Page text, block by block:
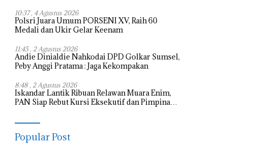
10:37 , 4 Agustus 2026
Polsri Juara Umum PORSENI XV, Raih 60
Medali dan Ukir Gelar Keenam
11:45 , 2 Agustus 2026
Andie Dinialdie Nahkodai DPD Golkar Sumsel,
Peby Anggi Pratama : Jaga Kekompakan
8:48 , 2 Agustus 2026
Iskandar Lantik Ribuan Relawan Muara Enim,
PAN Siap Rebut Kursi Eksekutif dan Pimpinan
Popular Post